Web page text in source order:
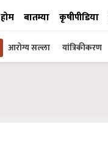
होम बातम्या कृषीपीडिया
आरोग्य सल्ला यांत्रिकीकरण